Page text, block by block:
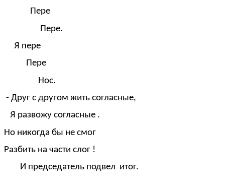
Пере
Пере.
Я пере
Пере
Нос.
- Друг с другом жить согласные,
Я развожу согласные .
Но никогда бы не смог
Разбить на части слог !
И председатель подвел итог.